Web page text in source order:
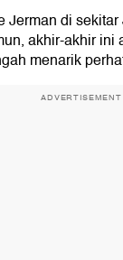
Jerman di
akhir-akhir ini
menarik
ADVERTISEMENT